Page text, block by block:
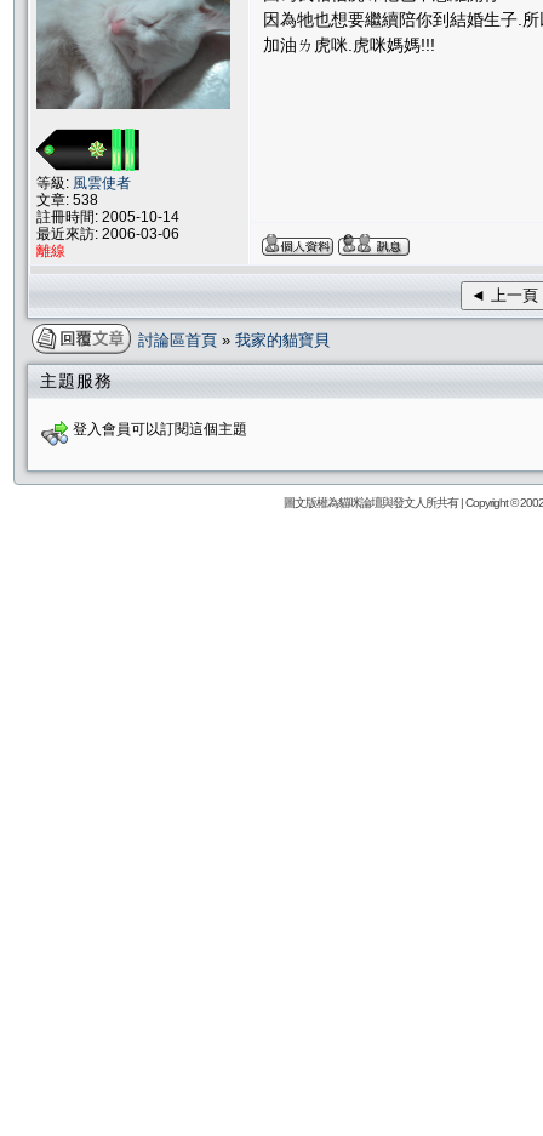
等級: 風雲使者
文章: 538
註冊時間: 2005-10-14
最近來訪: 2006-03-06
離線
因為牠也想要繼續陪你到結婚生子.
加油ㄌ虎咪.虎咪媽媽!!!
◄ 上一頁
討論區首頁 » 我家的貓寶貝
主題服務
登入會員可以訂閱這個主題
圖文版權為貓咪論壇與發文人所共有 | Copyright ©